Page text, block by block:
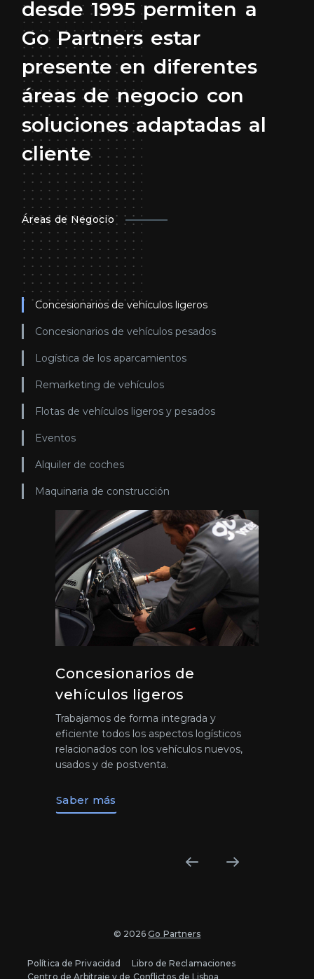
desde 1995 permiten a
Go Partners estar
presente en diferentes
áreas de negocio con
soluciones adaptadas al
cliente
Áreas de Negocio
Concesionarios de vehículos ligeros
Concesionarios de vehículos pesados
Logística de los aparcamientos
Remarketing de vehículos
Flotas de vehículos ligeros y pesados
Eventos
Alquiler de coches
Maquinaria de construcción
Concesionarios de
vehículos ligeros
Trabajamos de forma integrada y
eficiente todos los aspectos logísticos
relacionados con los vehículos nuevos,
usados y de postventa.
Saber más
© 2026Go Partners
Política de Privacidad
Libro de Reclamaciones
Centro de Arbitraje y de Conflictos de Lisboa